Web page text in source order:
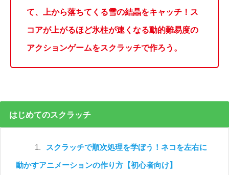
て、上から落ちてくる雪の結晶をキャッチ！ス
コアが上がるほど氷柱が速くなる動的難易度の
アクションゲームをスクラッチで作ろう。
はじめてのスクラッチ
1. スクラッチで順次処理を学ぼう！ネコを左右に
動かすアニメーションの作り方【初心者向け】